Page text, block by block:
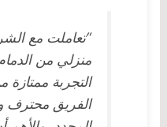
“تعاملت مع
منزلي من
التجربة
الفريق محترف